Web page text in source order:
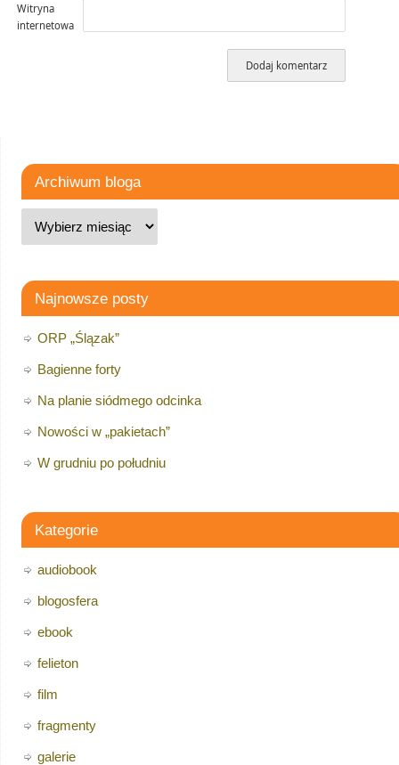
Witryna
internetowa
Archiwum bloga
Najnowsze posty
ORP „Ślązak”
Bagienne forty
Na planie siódmego odcinka
Nowości w „pakietach”
W grudniu po południu
Kategorie
audiobook
blogosfera
ebook
felieton
film
fragmenty
galerie